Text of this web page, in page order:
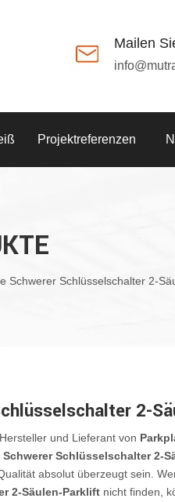
Mailen
Projektreferenzen
Schwerer Schlüsselschalter 2-
2-
und Lieferant von
Schlüsselschalter 2-
absolut überzeugt sein.
2-Säulen-Parklift nicht finden,